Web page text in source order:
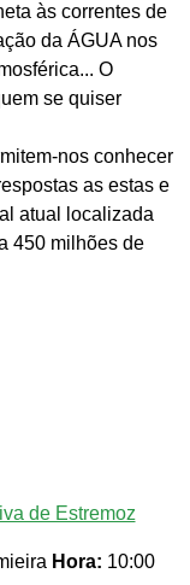
às correntes de
da ÁGUA nos
O
se quiser
nos conhecer
as estas e
atual localizada
450 milhões de
de Estremoz
Hora: 10:00